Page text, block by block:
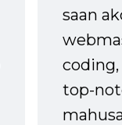
saan
top-